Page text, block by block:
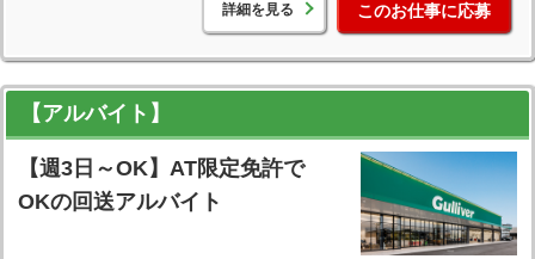
詳細を見る このお仕事に応募
【アルバイト】
【週3日～OK】AT限定免許で
OKの回送アルバイト